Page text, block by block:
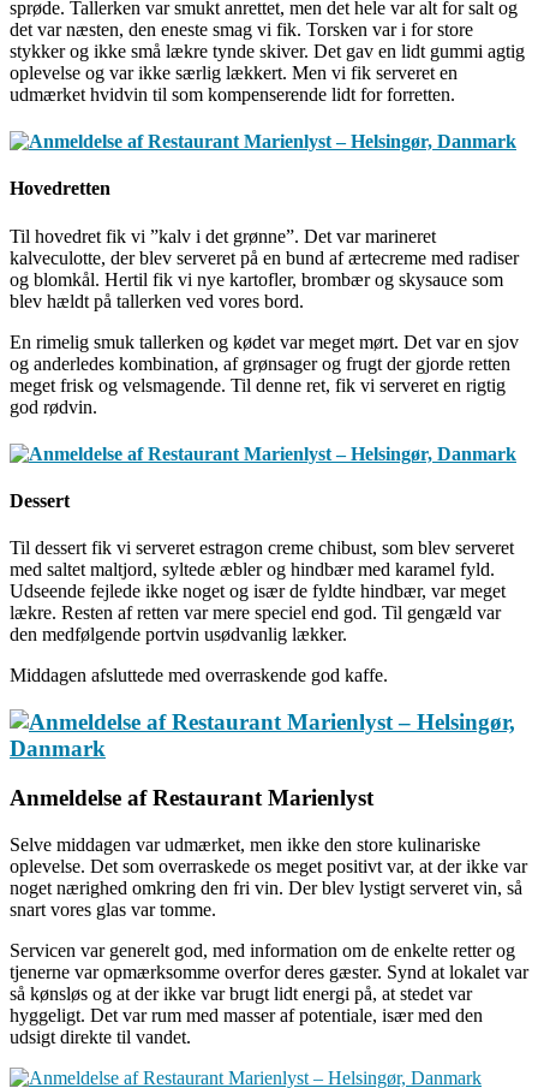
sprøde. Tallerken var smukt anrettet, men det hele var alt for salt og
det var næsten, den eneste smag vi fik. Torsken var i for store
stykker og ikke små lækre tynde skiver. Det gav en lidt gummi agtig
oplevelse og var ikke særlig lækkert. Men vi fik serveret en
udmærket hvidvin til som kompenserende lidt for forretten.
Hovedretten
Til hovedret fik vi ”kalv i det grønne”. Det var marineret
kalveculotte, der blev serveret på en bund af ærtecreme med radiser
og blomkål. Hertil fik vi nye kartofler, brombær og skysauce som
blev hældt på tallerken ved vores bord.
En rimelig smuk tallerken og kødet var meget mørt. Det var en sjov
og anderledes kombination, af grønsager og frugt der gjorde retten
meget frisk og velsmagende. Til denne ret, fik vi serveret en rigtig
god rødvin.
Dessert
Til dessert fik vi serveret estragon creme chibust, som blev serveret
med saltet maltjord, syltede æbler og hindbær med karamel fyld.
Udseende fejlede ikke noget og især de fyldte hindbær, var meget
lækre. Resten af retten var mere speciel end god. Til gengæld var
den medfølgende portvin usødvanlig lækker.
Middagen afsluttede med overraskende god kaffe.
Anmeldelse af Restaurant Marienlyst
Selve middagen var udmærket, men ikke den store kulinariske
oplevelse. Det som overraskede os meget positivt var, at der ikke var
noget nærighed omkring den fri vin. Der blev lystigt serveret vin, så
snart vores glas var tomme.
Servicen var generelt god, med information om de enkelte retter og
tjenerne var opmærksomme overfor deres gæster. Synd at lokalet var
så kønsløs og at der ikke var brugt lidt energi på, at stedet var
hyggeligt. Det var rum med masser af potentiale, især med den
udsigt direkte til vandet.